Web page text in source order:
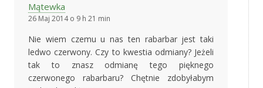
Mątewka
26 Maj 2014 o 9 h 21 min
Nie wiem czemu u nas ten rabarbar jest taki
ledwo czerwony. Czy to kwestia odmiany? Jeżeli
tak to znasz odmianę tego pięknego
czerwonego rabarbaru? Chętnie zdobyłabym